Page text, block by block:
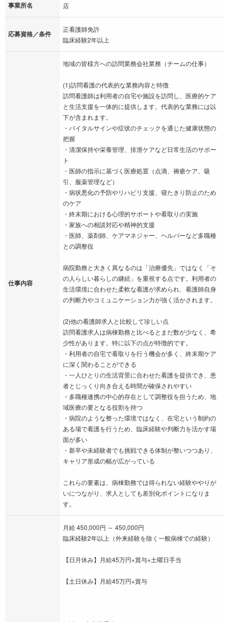
事業所名
店
応募資格／条件
正看護師免許
臨床経験2年以上
仕事内容
地域の皆様方への訪問業務会社業務（チームの仕事）
(1)訪問看護の代表的な業務内容と特徴
訪問看護師は利用者の自宅や施設を訪問し、医療的ケア
と生活支援を一体的に提供します。代表的な業務には以
下が含まれます。
・バイタルサインや症状のチェックを通じた健康状態の
把握
・清潔保持や栄養管理、排泄ケアなど日常生活のサポー
ト
・医師の指示に基づく医療処置（点滴、褥瘡ケア、吸
引、服薬管理など）
・病状悪化の予防やリハビリ支援、寝たきり防止のため
のケア
・終末期における心理的サポートや看取りの実施
・家族への相談対応や精神的支援
・医師、薬剤師、ケアマネジャー、ヘルパーなど多職種
との調整役
病院勤務と大きく異なるのは「治療優先」ではなく「そ
の人らしい暮らしの継続」を重視する点です。利用者の
生活環境に合わせた柔軟な看護が求められ、看護師自身
の判断力やコミュニケーション力が強く活かされます。
(2)他の看護師求人と比較して珍しい点
訪問看護求人は病棟勤務と比べるとまだ数が少なく、希
少性があります。特に以下の点が特徴的です。
・利用者の自宅で看取りを行う機会が多く、終末期ケア
に深く関わることができる
・一人ひとりの生活背景に合わせた看護を提供でき、患
者とじっくり向き合える時間が確保されやすい
・多職種連携の中心的存在として調整役を担うため、地
域医療の要となる役割を持つ
・病院のような整った環境ではなく、在宅という制約の
ある場で看護を行うため、臨床経験や判断力を活かす場
面が多い
・新卒や未経験者でも挑戦できる体制が整いつつあり、
キャリア形成の幅が広がっている
これらの要素は、病棟勤務では得られない経験ややりが
いにつながり、求人としても差別化ポイントになりま
す。
月給 450,000円 ～ 450,000円
臨床経験2年以上（外来経験を除く一般病棟での経験）
【日月休み】月給45万円+賞与+土曜日手当
【土日休み】月給45万円+賞与